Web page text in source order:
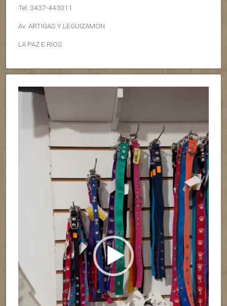
Tel.:3437-443011
Av. ARTIGAS Y LEGUIZAMON
LA PAZ E.RIOS
Reproductor